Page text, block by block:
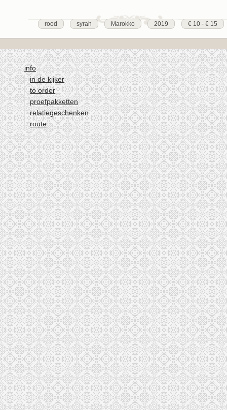
rood syrah Marokko 2019 € 10 - € 15
info
in de kijker
to order
proefpakketten
relatiegeschenken
route